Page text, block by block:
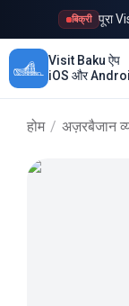
बिक्री पूरा
Visit Baku ऐप
iOS और
होम / अज़रबैजान